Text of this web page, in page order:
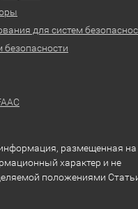
для систем
размещенная на
характер и не
положениями